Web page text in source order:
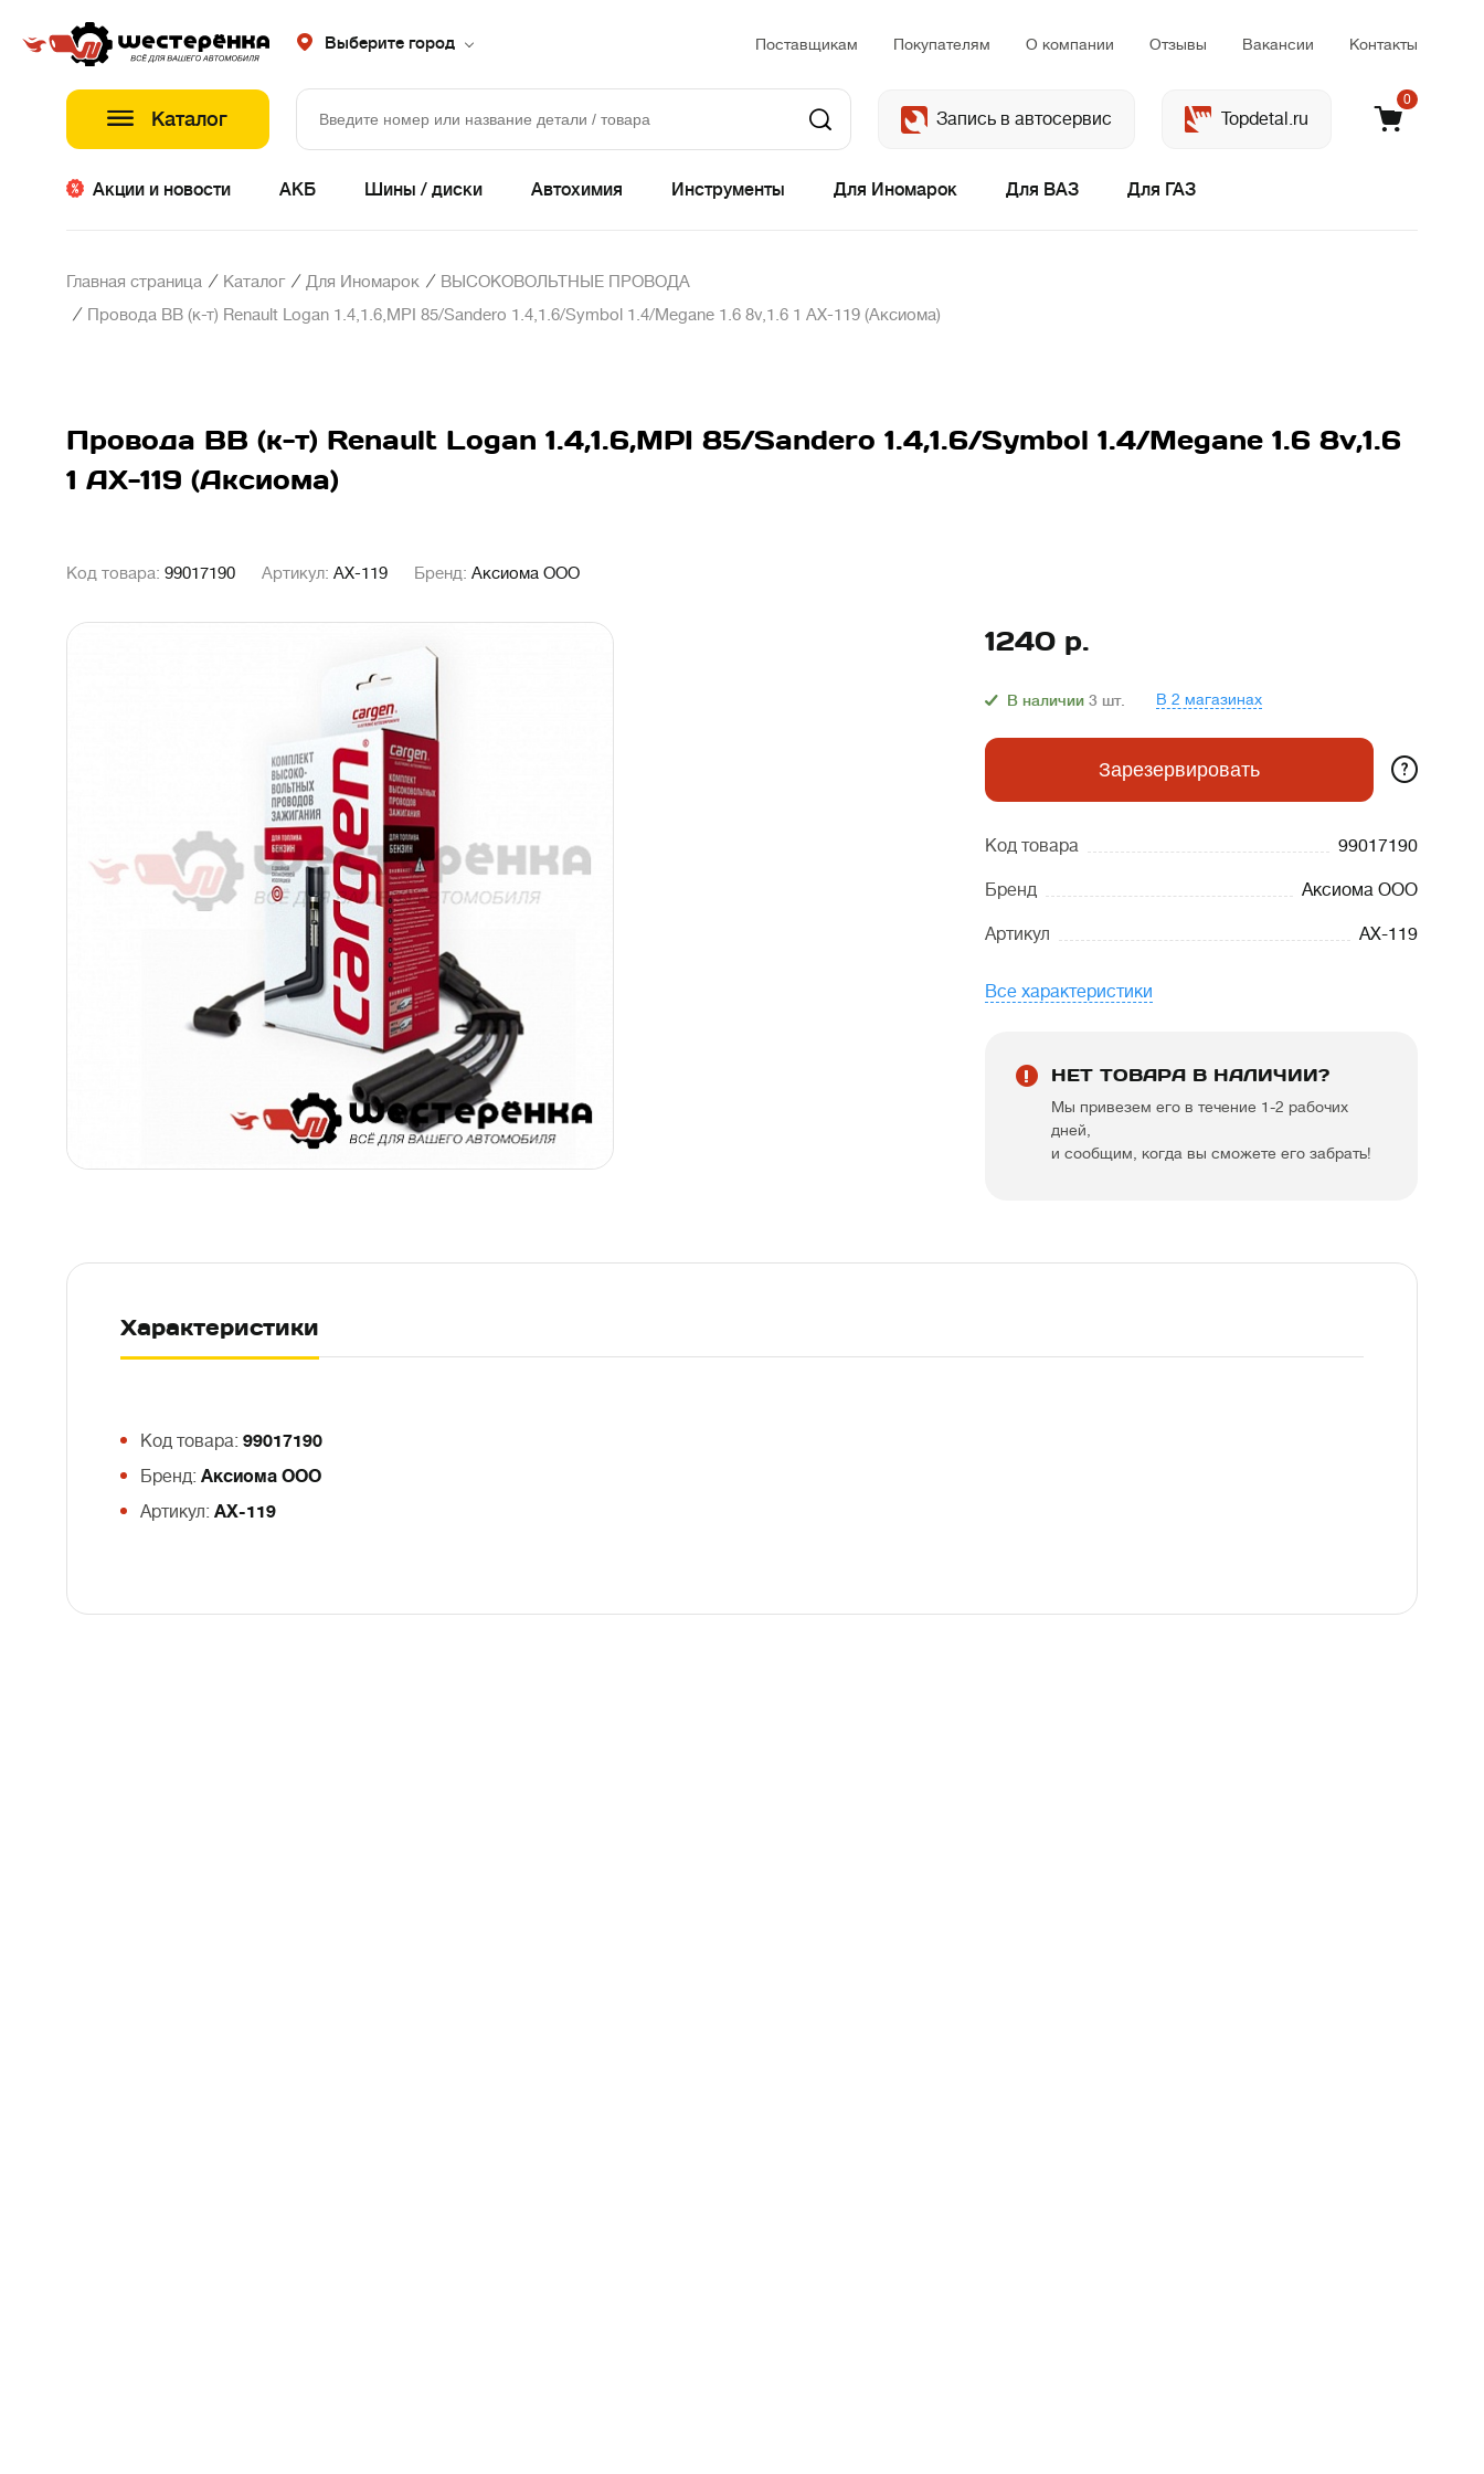
Выберите город Поставщикам Покупателям О компании Отзывы Вакансии Контакты
Каталог Запись в автосервис Topdetal.ru
0
Акции и новости АКБ Шины / диски Автохимия Инструменты Для Иномарок Для ВАЗ Для ГАЗ
Главная страница / Каталог / Для Иномарок / ВЫСОКОВОЛЬТНЫЕ ПРОВОДА
/ Провода ВВ (к-т) Renault Logan 1.4,1.6,MPI 85/Sandero 1.4,1.6/Symbol 1.4/Megane 1.6 8v,1.6 1 AX-119 (Аксиома)
Провода ВВ (к-т) Renault Logan 1.4,1.6,MPI 85/Sandero 1.4,1.6/Symbol 1.4/Megane 1.6 8v,1.6
1 AX-119 (Аксиома)
Код товара: 99017190 Артикул: AX-119 Бренд: Аксиома ООО
1240 р.
В наличии 3 шт. В 2 магазинах
Зарезервировать ?
Код товара 99017190
Бренд Аксиома ООО
Артикул AX-119
Все характеристики
НЕТ ТОВАРА В НАЛИЧИИ?
Мы привезем его в течение 1-2 рабочих
дней,
и сообщим, когда вы сможете его забрать!
Характеристики
Код товара: 99017190
Бренд: Аксиома ООО
Артикул: AX-119